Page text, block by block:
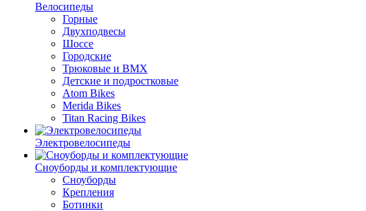
Велосипеды
Горные
Двухподвесы
Шоссе
Городские
Трюковые и BMX
Детские и подростковые
Atom Bikes
Merida Bikes
Titan Racing Bikes
Электровелосипеды
Cноуборды и комплектующие
Сноуборды
Крепления
Ботинки